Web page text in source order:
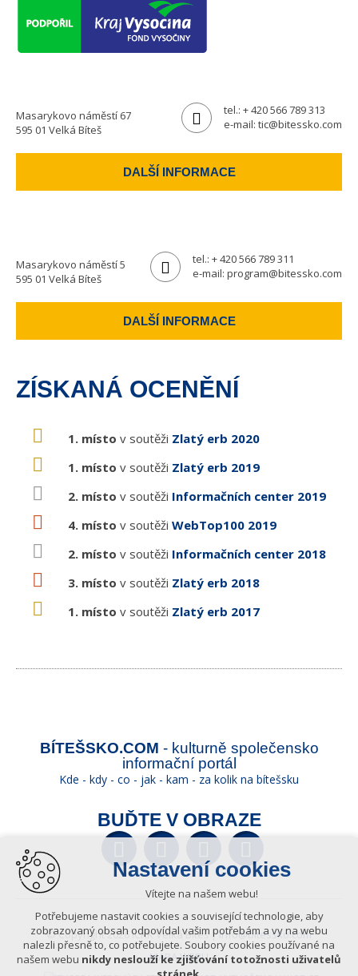
Masarykovo náměstí 67
595 01 Velká Bíteš
tel.: + 420 566 789 313
e-mail: tic@bitessko.com
DALŠÍ INFORMACE
Masarykovo náměstí 5
595 01 Velká Bíteš
tel.: + 420 566 789 311
e-mail: program@bitessko.com
DALŠÍ INFORMACE
ZÍSKANÁ OCENĚNÍ
1. místo v soutěži Zlatý erb 2020
1. místo v soutěži Zlatý erb 2019
2. místo v soutěži Informačních center 2019
4. místo v soutěži WebTop100 2019
2. místo v soutěži Informačních center 2018
3. místo v soutěži Zlatý erb 2018
1. místo v soutěži Zlatý erb 2017
BÍTEŠSKO.COM - kulturně společensko
informační portál
Kde - kdy - co - jak - kam - za kolik na bítešsku
BUĎTE V OBRAZE
© Copyright 2026 ICKK Velká Bíteš |info@bitessko.com
MAPA WEBU
Nastavení cookies
Vítejte na našem webu!
Potřebujeme nastavit cookies a související technologie, aby
zobrazovaný obsah odpovídal vašim potřebám a vy na webu
nalezli přesně to, co potřebujete. Soubory cookies používané na
našem webu nikdy neslouží ke zjišťování totožnosti uživatelů